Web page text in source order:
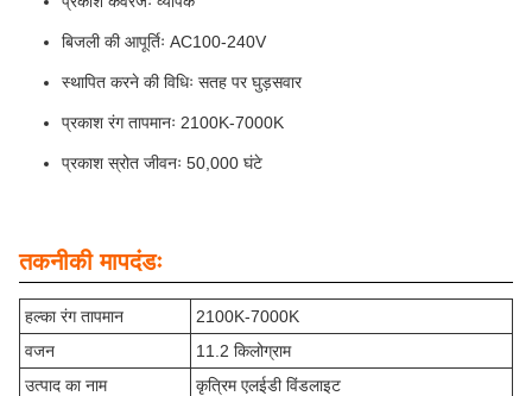
बिजली की आपूर्तिः AC100-240V
स्थापित करने की विधिः सतह पर घुड़सवार
प्रकाश रंग तापमानः 2100K-7000K
प्रकाश स्रोत जीवनः 50,000 घंटे
तकनीकी मापदंडः
हल्का रंग तापमान
2100K-7000K
वजन
11.2 किलोग्राम
उत्पाद का नाम
कृत्रिम एलईडी विंडलाइट